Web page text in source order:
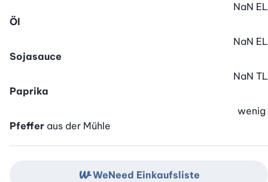
Öl
NaN EL
Sojasauce
NaN EL
Paprika
NaN TL
Pfeffer aus der Mühle
wenig
WeNeed Einkaufsliste